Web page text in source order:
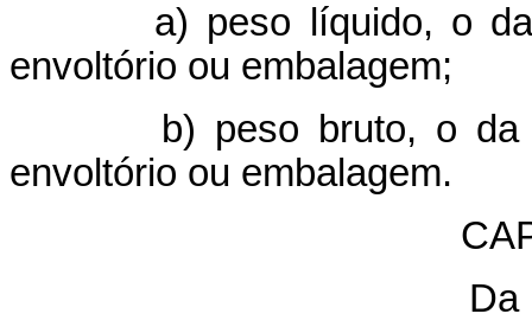
a) peso líquido, o da
envoltório ou embalagem;
b) peso bruto, o da
envoltório ou embalagem.
Da